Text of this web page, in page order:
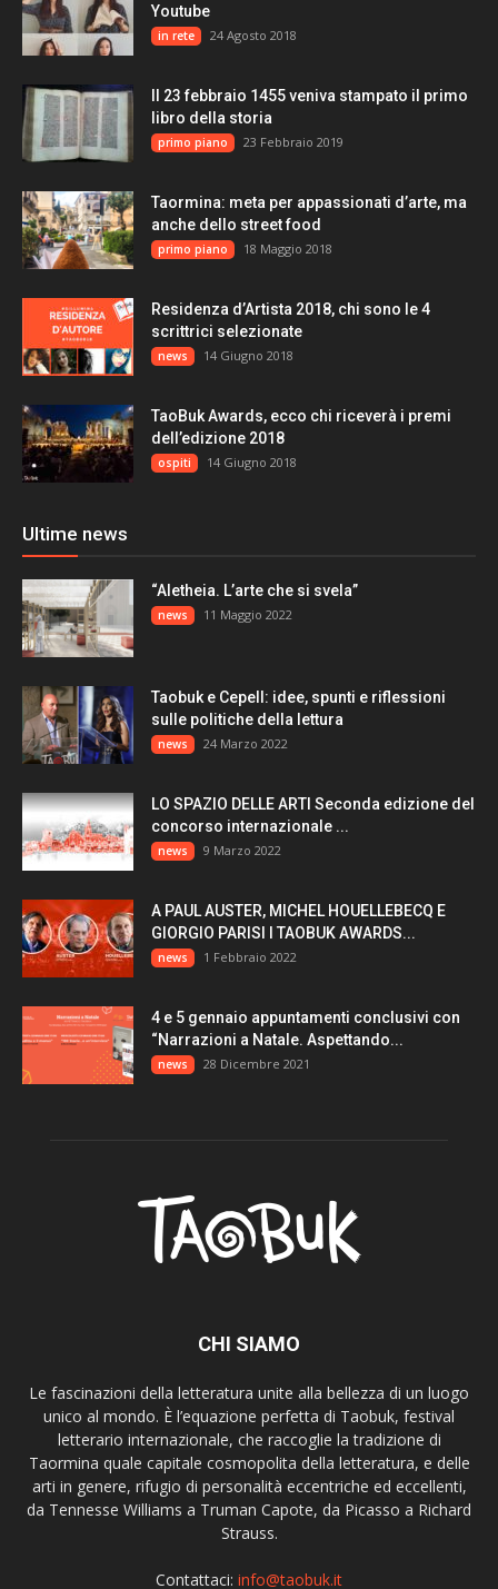
Youtube
in rete 24 Agosto 2018
Il 23 febbraio 1455 veniva stampato il primo
libro della storia
primo piano 23 Febbraio 2019
Taormina: meta per appassionati d’arte, ma
anche dello street food
primo piano 18 Maggio 2018
Residenza d’Artista 2018, chi sono le 4
scrittrici selezionate
news 14 Giugno 2018
TaoBuk Awards, ecco chi riceverà i premi
dell’edizione 2018
ospiti 14 Giugno 2018
Ultime news
“Aletheia. L’arte che si svela”
news 11 Maggio 2022
Taobuk e Cepell: idee, spunti e riflessioni
sulle politiche della lettura
news 24 Marzo 2022
LO SPAZIO DELLE ARTI Seconda edizione del
concorso internazionale ...
news 9 Marzo 2022
A PAUL AUSTER, MICHEL HOUELLEBECQ E
GIORGIO PARISI I TAOBUK AWARDS...
news 1 Febbraio 2022
4 e 5 gennaio appuntamenti conclusivi con
“Narrazioni a Natale. Aspettando...
news 28 Dicembre 2021
CHI SIAMO
Le fascinazioni della letteratura unite alla bellezza di un luogo
unico al mondo. È l’equazione perfetta di Taobuk, festival
letterario internazionale, che raccoglie la tradizione di
Taormina quale capitale cosmopolita della letteratura, e delle
arti in genere, rifugio di personalità eccentriche ed eccellenti,
da Tennesse Williams a Truman Capote, da Picasso a Richard
Strauss.
Contattaci: info@taobuk.it